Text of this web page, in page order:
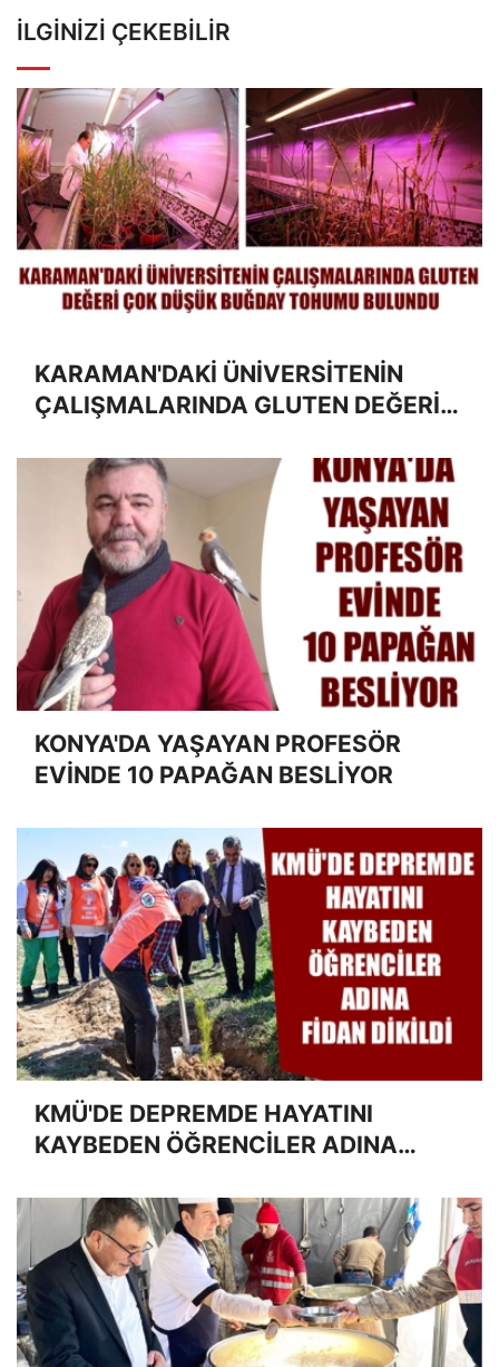
İLGINIZI ÇEKEBILIR
KARAMAN'DAKİ ÜNİVERSİTENİN
ÇALIŞMALARINDA GLUTEN DEĞERİ
BULUNDU
KONYA'DA YAŞAYAN PROFESÖR
EVİNDE 10 PAPAĞAN BESLİYOR
KMÜ'DE DEPREMDE HAYATINI
KAYBEDEN ÖĞRENCİLER ADINA